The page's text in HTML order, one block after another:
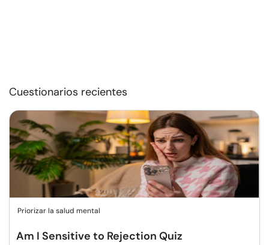
Cuestionarios recientes
Priorizar la salud mental
Am I Sensitive to Rejection Quiz